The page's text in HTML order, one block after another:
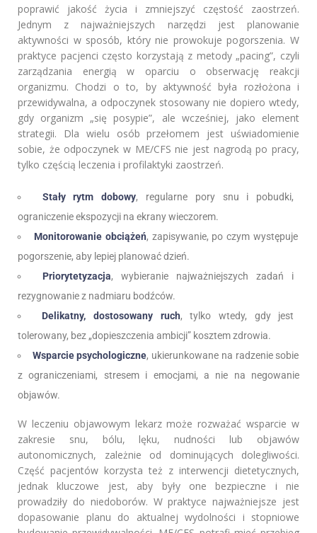
poprawić jakość życia i zmniejszyć częstość zaostrzeń.
Jednym z najważniejszych narzędzi jest planowanie
aktywności w sposób, który nie prowokuje pogorszenia. W
praktyce pacjenci często korzystają z metody „pacing”, czyli
zarządzania energią w oparciu o obserwację reakcji
organizmu. Chodzi o to, by aktywność była rozłożona i
przewidywalna, a odpoczynek stosowany nie dopiero wtedy,
gdy organizm „się posypie”, ale wcześniej, jako element
strategii. Dla wielu osób przełomem jest uświadomienie
sobie, że odpoczynek w ME/CFS nie jest nagrodą po pracy,
tylko częścią leczenia i profilaktyki zaostrzeń.
Stały rytm dobowy, regularne pory snu i pobudki,
ograniczenie ekspozycji na ekrany wieczorem.
Monitorowanie obciążeń, zapisywanie, po czym występuje
pogorszenie, aby lepiej planować dzień.
Priorytetyzacja, wybieranie najważniejszych zadań i
rezygnowanie z nadmiaru bodźców.
Delikatny, dostosowany ruch, tylko wtedy, gdy jest
tolerowany, bez „dopieszczenia ambicji” kosztem zdrowia.
Wsparcie psychologiczne, ukierunkowane na radzenie sobie
z ograniczeniami, stresem i emocjami, a nie na negowanie
objawów.
W leczeniu objawowym lekarz może rozważać wsparcie w
zakresie snu, bólu, lęku, nudności lub objawów
autonomicznych, zależnie od dominujących dolegliwości.
Część pacjentów korzysta też z interwencji dietetycznych,
jednak kluczowe jest, aby były one bezpieczne i nie
prowadziły do niedoborów. W praktyce najważniejsze jest
dopasowanie planu do aktualnej wydolności i stopniowe